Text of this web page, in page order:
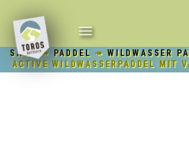
NAVIGATION
UMSCHALTEN
SHOP↠ PADDEL ↠ WILDWASSER
ACTIVE WILDWASSERPADDEL MIT